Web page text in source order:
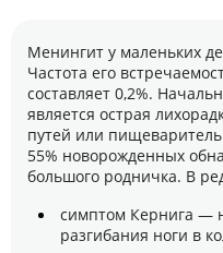
Менингит у маленьких
Частота его
составляет 0,2%.
является острая
путей или
55% новорожденных
большого родничка. В
симптом Кернига —
разгибания ноги в